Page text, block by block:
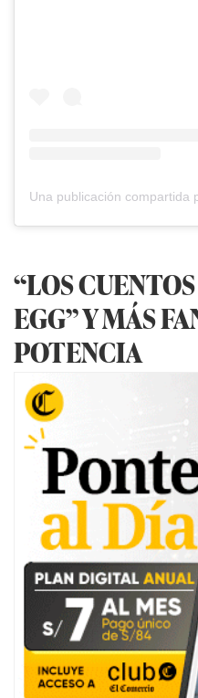
“LOS
EGG” Y MÁS
POTENCIA